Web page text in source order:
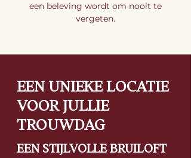
een beleving wordt om nooit te
vergeten.
EEN UNIEKE LOCATIE
VOOR JULLIE
TROUWDAG
EEN STIJLVOLLE BRUILOFT